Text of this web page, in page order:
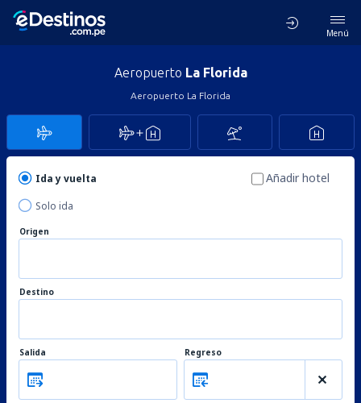
Menú
Aeropuerto La Florida
Aeropuerto La Florida
Ida y vuelta
Solo ida
Añadir hotel
Origen
Destino
Salida Regreso